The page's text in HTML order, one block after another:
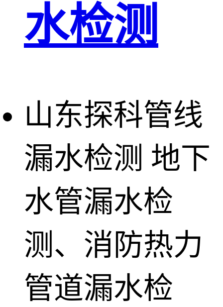
水检测
山东探科管线
漏水检测 地下
水管漏水检
测、消防热力
管道漏水检